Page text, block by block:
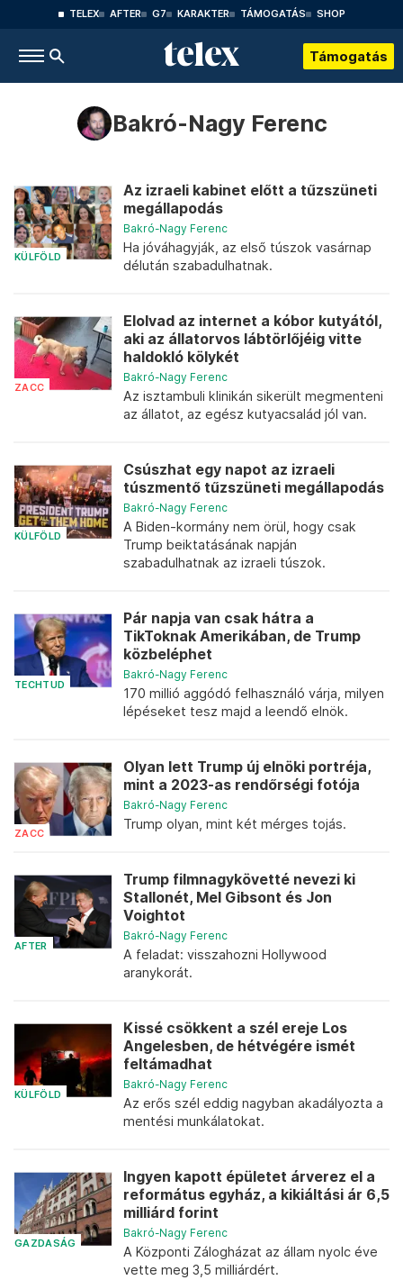
TELEX AFTER G7 KARAKTER TÁMOGATÁS SHOP
Támogatás
Bakró-Nagy Ferenc
KÜLFÖLD
Az izraeli kabinet előtt a tűzszüneti
megállapodás
Bakró-Nagy Ferenc
Ha jóváhagyják, az első túszok vasárnap
délután szabadulhatnak.
ZACC
Elolvad az internet a kóbor kutyától,
aki az állatorvos lábtörlőjéig vitte
haldokló kölykét
Bakró-Nagy Ferenc
Az isztambuli klinikán sikerült megmenteni
az állatot, az egész kutyacsalád jól van.
KÜLFÖLD
Csúszhat egy napot az izraeli
túszmentő tűzszüneti megállapodás
Bakró-Nagy Ferenc
A Biden-kormány nem örül, hogy csak
Trump beiktatásának napján
szabadulhatnak az izraeli túszok.
TECHTUD
Pár napja van csak hátra a
TikToknak Amerikában, de Trump
közbeléphet
Bakró-Nagy Ferenc
170 millió aggódó felhasználó várja, milyen
lépéseket tesz majd a leendő elnök.
ZACC
Olyan lett Trump új elnöki portréja,
mint a 2023-as rendőrségi fotója
Bakró-Nagy Ferenc
Trump olyan, mint két mérges tojás.
AFTER
Trump filmnagykövetté nevezi ki
Stallonét, Mel Gibsont és Jon
Voightot
Bakró-Nagy Ferenc
A feladat: visszahozni Hollywood
aranykorát.
KÜLFÖLD
Kissé csökkent a szél ereje Los
Angelesben, de hétvégére ismét
feltámadhat
Bakró-Nagy Ferenc
Az erős szél eddig nagyban akadályozta a
mentési munkálatokat.
GAZDASÁG
Ingyen kapott épületet árverez el a
református egyház, a kikiáltási ár 6,5
milliárd forint
Bakró-Nagy Ferenc
A Központi Zálogházat az állam nyolc éve
vette meg 3,5 milliárdért.